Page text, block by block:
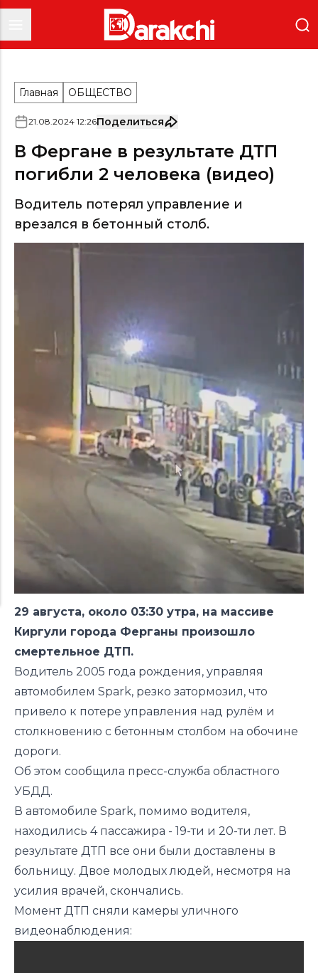
Главная ОБЩЕСТВО
21.08.2024 12:26Поделиться
В Фергане в результате ДТП
погибли 2 человека (видео)
Водитель потерял управление и
врезался в бетонный столб.
29 августа, около 03:30 утра, на массиве
Киргули города Ферганы произошло
смертельное ДТП.
Водитель 2005 года рождения, управляя
автомобилем Spark, резко затормозил, что
привело к потере управления над рулём и
столкновению с бетонным столбом на обочине
дороги.
Об этом сообщила пресс-служба областного
УБДД.
В автомобиле Spark, помимо водителя,
находились 4 пассажира - 19-ти и 20-ти лет. В
результате ДТП все они были доставлены в
больницу. Двое молодых людей, несмотря на
усилия врачей, скончались.
Момент ДТП сняли камеры уличного
видеонаблюдения: